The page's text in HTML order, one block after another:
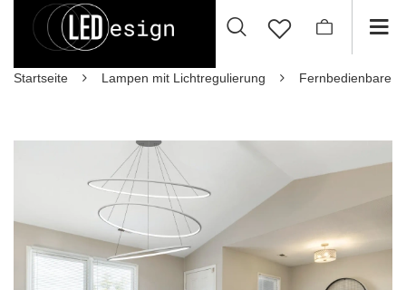
Startseite Lampen mit Lichtregulierung Fernbedienbare